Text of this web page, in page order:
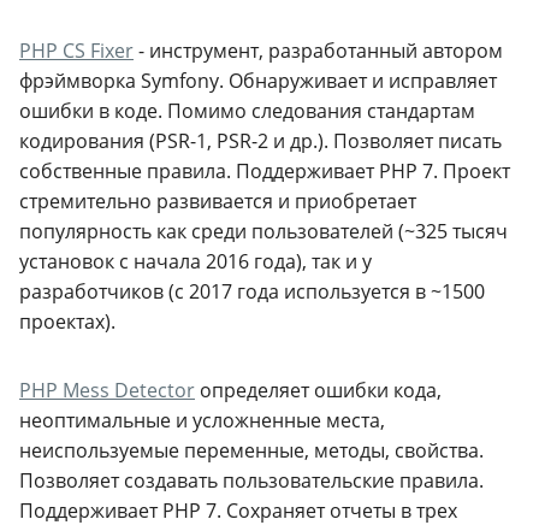
PHP CS Fixer- инструмент, разработанный автором
фрэймворка Symfony. Обнаруживает и исправляет
ошибки в коде. Помимо следования стандартам
кодирования (PSR-1, PSR-2 и др.). Позволяет писать
собственные правила. Поддерживает PHP 7. Проект
стремительно развивается и приобретает
популярность как среди пользователей (~325 тысяч
установок с начала 2016 года), так и у
разработчиков (с 2017 года используется в ~1500
проектах).
PHP Mess Detector определяет ошибки кода,
неоптимальные и усложненные места,
неиспользуемые переменные, методы, свойства.
Позволяет создавать пользовательские правила.
Поддерживает PHP 7. Сохраняет отчеты в трех